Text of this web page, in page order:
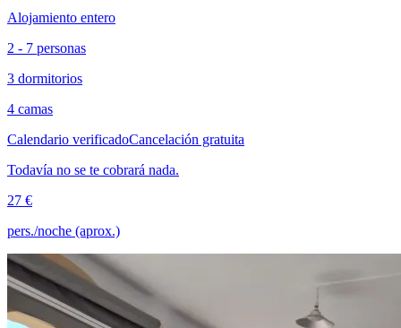
Alojamiento entero
2 - 7 personas
3 dormitorios
4 camas
Calendario verificadoCancelación gratuita
Todavía no se te cobrará nada.
27 €
pers./noche (aprox.)